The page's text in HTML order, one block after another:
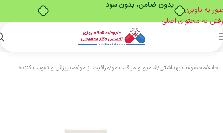
بدون ضامن، بدون سود
عبور به ناوبری
رفتن به محتوای اصلی
خانه/محصولات بهداشتی/شامپو و مراقبت مو/مراقبت از مو/ضدریزش و تقویت کننده